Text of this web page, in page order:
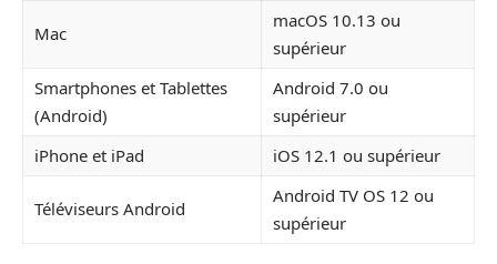
Mac
macOS 10.13 ou
supérieur
Smartphones et Tablettes
(Android)
Android 7.0 ou
supérieur
iPhone et iPad
iOS 12.1 ou supérieur
Téléviseurs Android
Android TV OS 12 ou
supérieur